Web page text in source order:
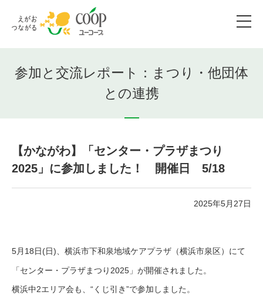
参加と交流レポート：まつり・他団体
との連携
【かながわ】「センター・プラザまつり
2025」に参加しました！ 開催日 5/18
2025年5月27日
5月18日(日)、横浜市下和泉地域ケアプラザ（横浜市泉区）にて
「センター・プラザまつり2025」が開催されました。
横浜中2エリア会も、“くじ引き”で参加しました。